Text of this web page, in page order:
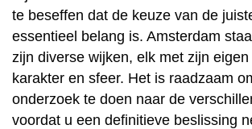
te beseffen dat de keuze van de
essentieel belang is. Amsterdam
zijn diverse wijken, elk met zijn
karakter en sfeer. Het is raadzaam
onderzoek te doen naar de
voordat u een definitieve beslissing